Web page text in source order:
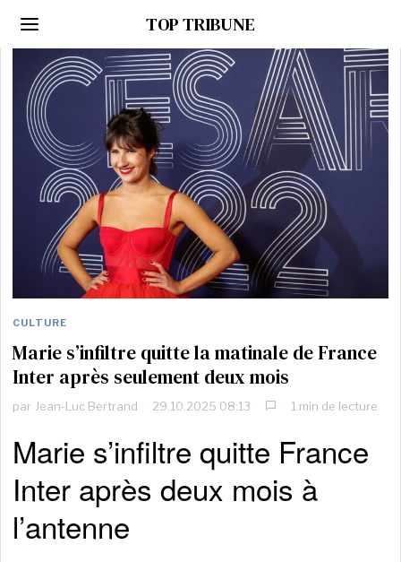
TOP TRIBUNE
CULTURE
Marie s’infiltre quitte la matinale de France
Inter après seulement deux mois
par Jean-Luc Bertrand 29.10.2025 08:13 1 min de lecture
Marie s’infiltre quitte France
Inter après deux mois à
l’antenne